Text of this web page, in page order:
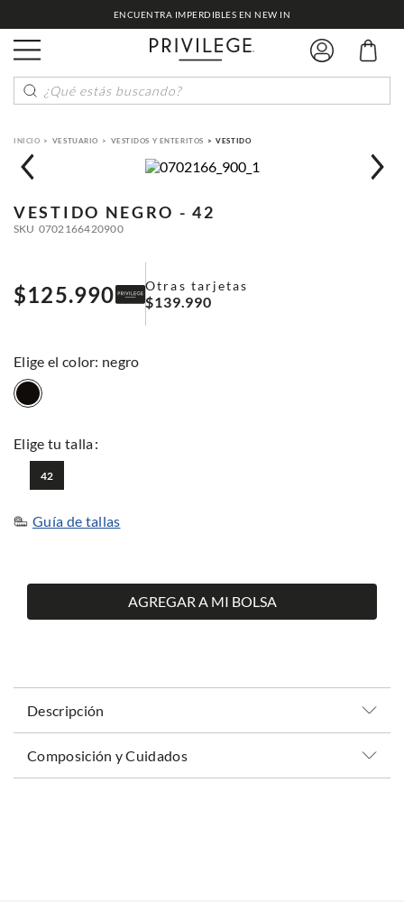
ENCUENTRA IMPERDIBLES EN NEW IN
¿Qué estás buscando?
VESTUARIO VESTIDOS Y ENTERITOS VESTIDO
VESTIDO NEGRO - 42
SKU 0702166420900
$125.990 Otras tarjetas
$139.990
: negro
42
Guía de tallas
AGREGAR A MI BOLSA
Descripción
Composición y Cuidados